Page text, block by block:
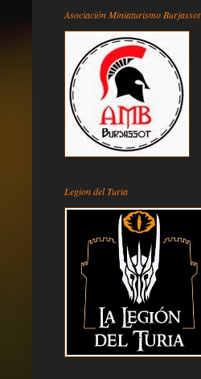
Asociación Miniaturismo Burjassot
Legion del Turia